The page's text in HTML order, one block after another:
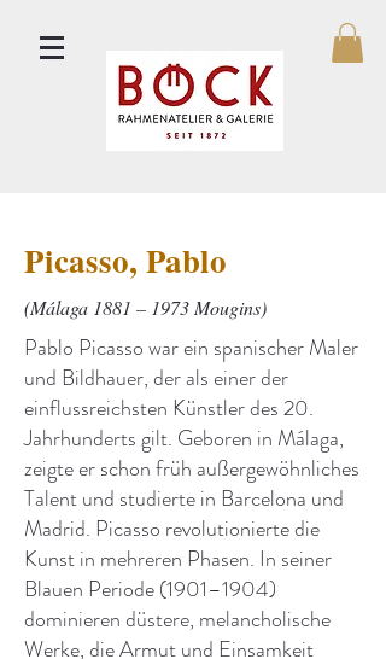
Picasso, Pablo
(Málaga 1881 – 1973 Mougins)
Pablo Picasso war ein spanischer Maler
und Bildhauer, der als einer der
einflussreichsten Künstler des 20.
Jahrhunderts gilt. Geboren in Málaga,
zeigte er schon früh außergewöhnliches
Talent und studierte in Barcelona und
Madrid. Picasso revolutionierte die
Kunst in mehreren Phasen. In seiner
Blauen Periode (1901–1904)
dominieren düstere, melancholische
Werke, die Armut und Einsamkeit